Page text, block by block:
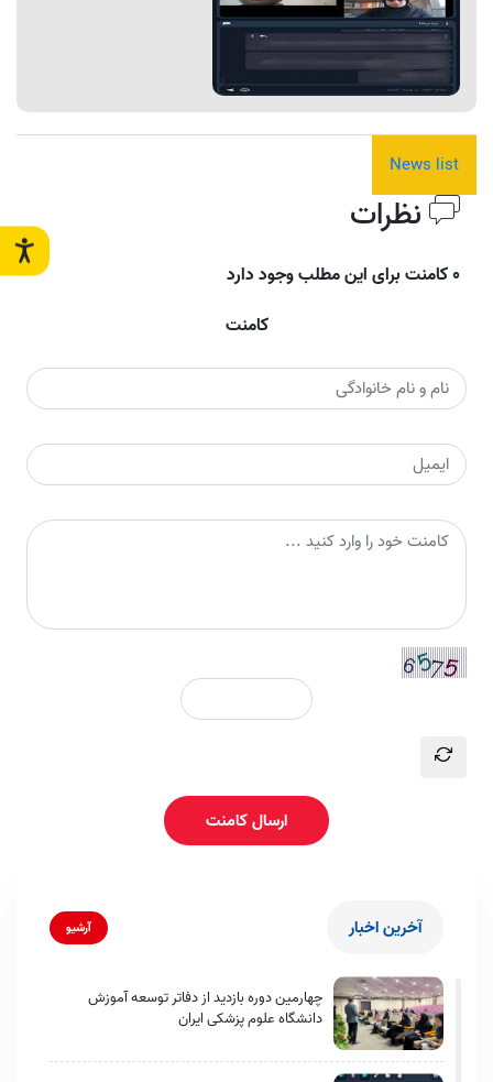
News list
نظرات
0 کامنت برای این مطلب وجود دارد
کامنت
ارسال کامنت
آخرین اخبار آرشیو
چهارمین دوره بازدید از دفاتر توسعه آموزش
دانشگاه علوم پزشکی ایران